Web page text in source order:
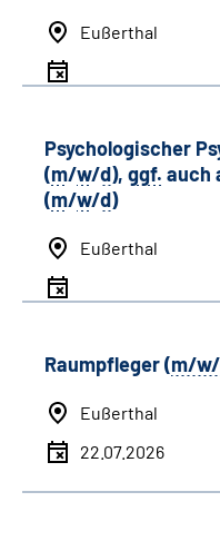
Eußerthal
Psychologischer
(m/w/d), ggf. auch
(m/w/d)
Eußerthal
Raumpfleger (m/
Eußerthal
22.07.2026